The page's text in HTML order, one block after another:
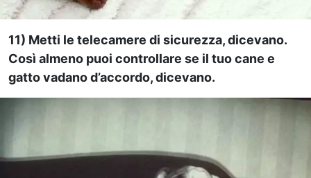
11) Metti le telecamere di sicurezza, dicevano.
Così almeno puoi controllare se il tuo cane e
gatto vadano d’accordo, dicevano.